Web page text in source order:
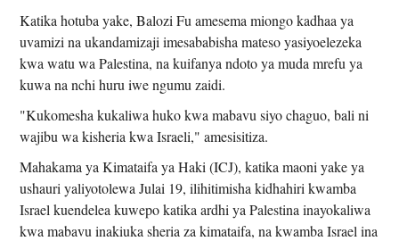
Katika hotuba yake, Balozi Fu amesema miongo kadhaa ya
uvamizi na ukandamizaji imesababisha mateso yasiyoelezeka
kwa watu wa Palestina, na kuifanya ndoto ya muda mrefu ya
kuwa na nchi huru iwe ngumu zaidi.
"Kukomesha kukaliwa huko kwa mabavu siyo chaguo, bali ni
wajibu wa kisheria kwa Israeli," amesisitiza.
Mahakama ya Kimataifa ya Haki (ICJ), katika maoni yake ya
ushauri yaliyotolewa Julai 19, ilihitimisha kidhahiri kwamba
Israel kuendelea kuwepo katika ardhi ya Palestina inayokaliwa
kwa mabavu inakiuka sheria za kimataifa, na kwamba Israel ina